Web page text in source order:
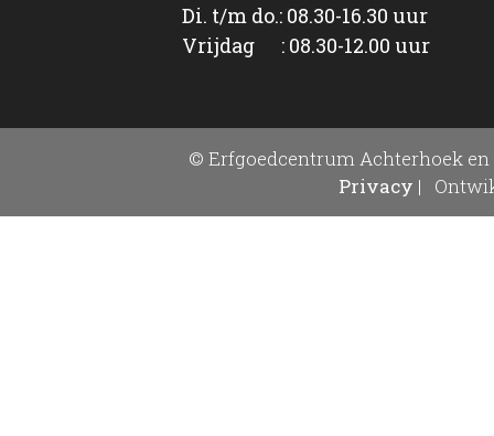
Di. t/m do.: 08.30-16.30 uur
Vrijdag : 08.30-12.00 uur
© Erfgoedcentrum Achterhoek en
Privacy |